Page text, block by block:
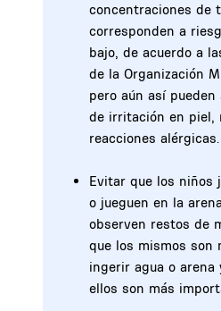
concentraciones de
corresponden a
bajo, de acuerdo a
de la Organización
pero aún así
de irritación en piel,
reacciones alérgicas.
Evitar que los niños
o jueguen en la
observen restos de
que los mismos son
ingerir agua o arena
ellos son más